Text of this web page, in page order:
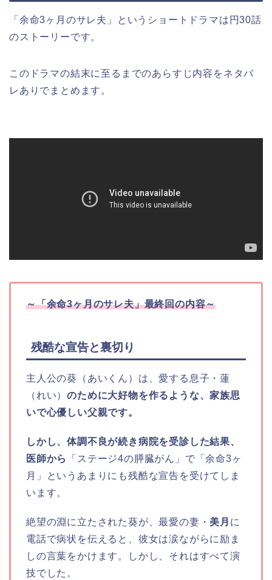
「余命3ヶ月のサレ夫」というショートドラマは円30話
のストーリーです。
このドラマの結末に至るまでのあらすじ内容をネタバ
レありでまとめます。
～「余命3ヶ月のサレ夫」最終回の内容～
残酷な宣告と裏切り
主人公の葵（あいくん）は、愛する息子・蓮
（れい）のために大好物を作るような、家族思
いで心優しい父親です。
しかし、体調不良が続き病院を受診した結果、
医師から
「ステージ4の膵臓がん」で「余命3ヶ
月」というあまりにも残酷な宣告を受けてしま
います。
絶望の淵に立たされた葵が、最愛の妻・ 美月 に
電話で病状を伝えると、彼女は涙ながらに励ま
しの言葉をかけます。しかし、それはすべて演
技でした。